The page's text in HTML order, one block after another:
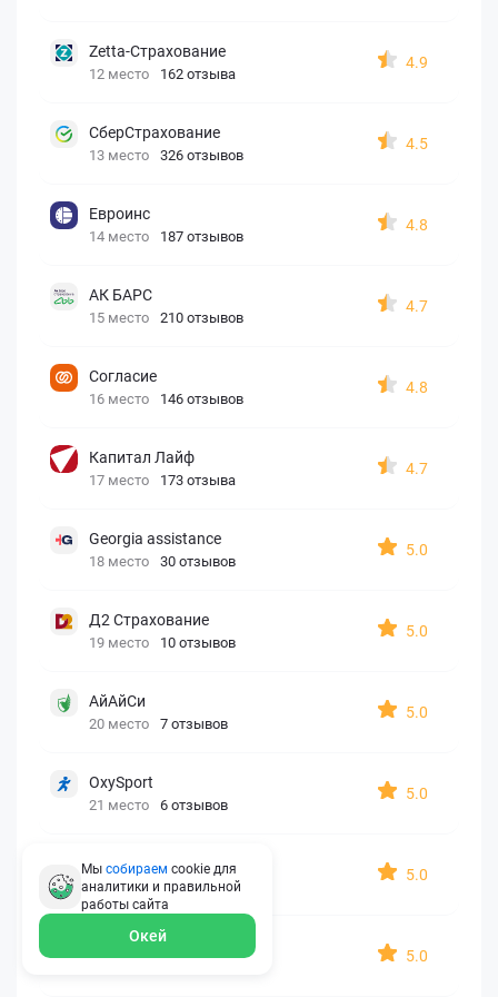
Zetta-Страхование
12 место 162 отзыва
4.9
СберСтрахование
13 место 326 отзывов
4.5
Евроинс
14 место 187 отзывов
4.8
АК БАРС
15 место 210 отзывов
4.7
Согласие
16 место 146 отзывов
4.8
Капитал Лайф
17 место 173 отзыва
4.7
Georgia assistance
18 место 30 отзывов
5.0
Д2 Страхование
19 место 10 отзывов
5.0
АйАйСи
20 место 7 отзывов
5.0
OxySport
21 место 6 отзывов
5.0
ERGO AXA
22 место 2 отзыва
5.0
Oxy Travel Premium
5.0
Мы собираем cookie для
аналитики и правильной
работы сайта
Окей